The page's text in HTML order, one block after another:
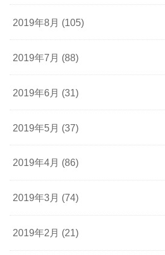
2019年8月 (105)
2019年7月 (88)
2019年6月 (31)
2019年5月 (37)
2019年4月 (86)
2019年3月 (74)
2019年2月 (21)